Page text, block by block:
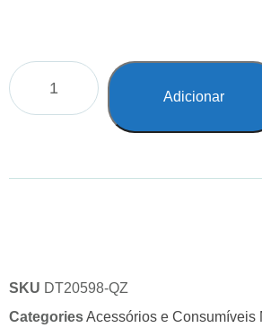
Adicionar
SKU DT20598-QZ
CategoriesAcessórios e Consumíveis